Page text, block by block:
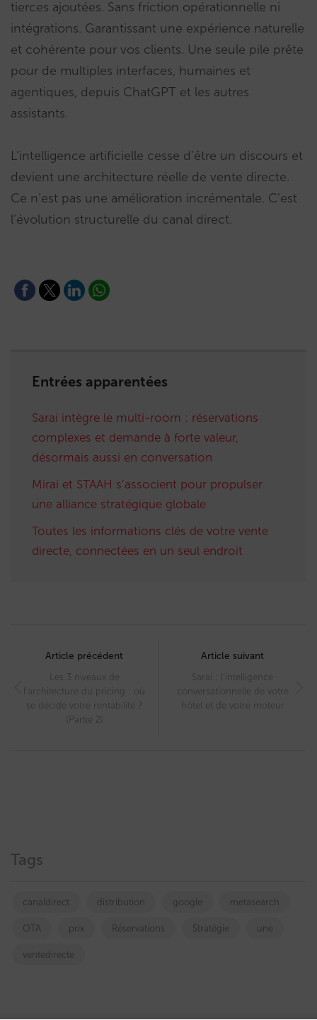
tierces ajoutées. Sans friction opérationnelle ni
intégrations. Garantissant une expérience naturelle
et cohérente pour vos clients. Une seule pile prête
pour de multiples interfaces, humaines et
agentiques, depuis ChatGPT et les autres
assistants.
L’intelligence artificielle cesse d’être un discours et
devient une architecture réelle de vente directe.
Ce n’est pas une amélioration incrémentale. C’est
l’évolution structurelle du canal direct.
Entrées apparentées
Sarai intègre le multi-room : réservations
complexes et demande à forte valeur,
désormais aussi en conversation
Mirai et STAAH s’associent pour propulser
une alliance stratégique globale
Toutes les informations clés de votre vente
directe, connectées en un seul endroit
navigation
Article précédent
Les 3 niveaux de
l’architecture du pricing : où
se décide votre rentabilité ?
(Partie 2)
Article suivant
Sarai : l’intelligence
conversationnelle de votre
hôtel et de votre moteur
Tags
canaldirect distribution google metasearch
OTA prix Réservations Stratégie une
ventedirecte